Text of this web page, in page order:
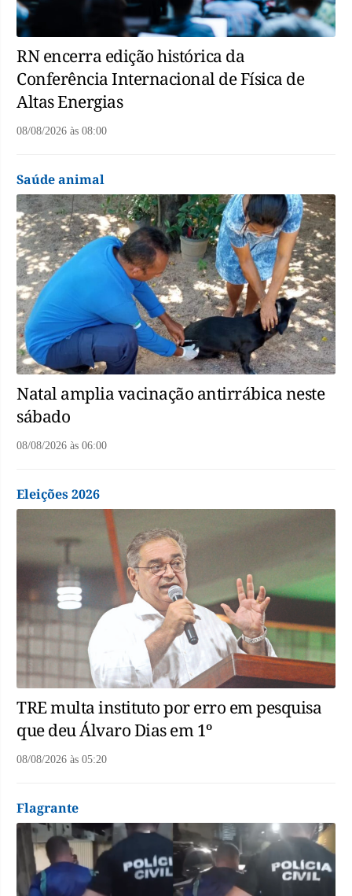
RN encerra edição histórica da
Conferência Internacional de Física de
Altas Energias
08/08/2026 às 08:00
Saúde animal
Natal amplia vacinação antirrábica neste
sábado
08/08/2026 às 06:00
Eleições 2026
TRE multa instituto por erro em pesquisa
que deu Álvaro Dias em 1º
08/08/2026 às 05:20
Flagrante